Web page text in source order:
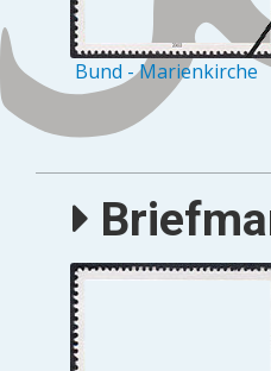
Bund - Marienkirche